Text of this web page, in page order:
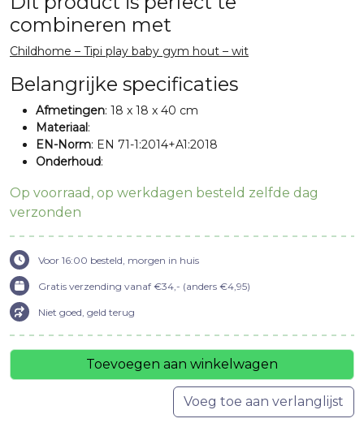
combineren met
Childhome – Tipi play baby gym hout – wit
Belangrijke specificaties
Afmetingen: 18 x 18 x 40 cm
Materiaal :
EN-Norm: EN 71-1:2014+A1:2018
Onderhoud:
Op voorraad, op werkdagen besteld zelfde dag
verzonden
Voor 16:00 besteld, morgen in huis
Gratis verzending vanaf €34,- (anders €4,95)
Niet goed, geld terug
Toevoegen aan winkelwagen
Voeg toe aan verlanglijst